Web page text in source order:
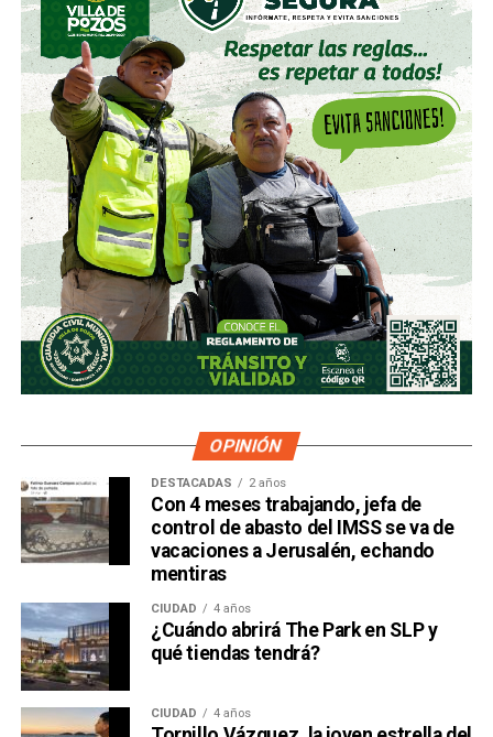
OPINIÓN
DESTACADAS 2 años
Con 4 meses trabajando, jefa de
control de abasto del IMSS se va de
vacaciones a Jerusalén, echando
mentiras
CIUDAD 4 años
¿Cuándo abrirá The Park en SLP y
qué tiendas tendrá?
CIUDAD 4 años